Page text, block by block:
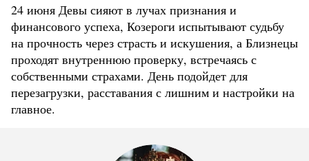
24 июня Девы сияют в лучах признания и
финансового успеха, Козероги испытывают судьбу
на прочность через страсть и искушения, а Близнецы
проходят внутреннюю проверку, встречаясь с
собственными страхами. День подойдет для
перезагрузки, расставания с лишним и настройки на
главное.